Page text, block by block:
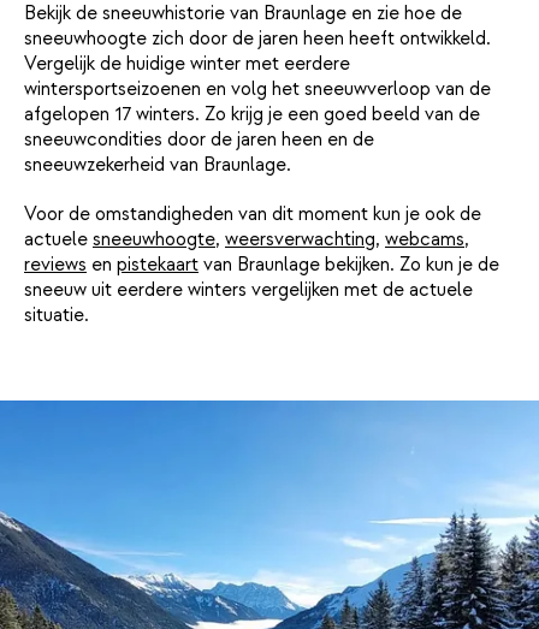
Bekijk de sneeuwhistorie van Braunlage en zie hoe de
sneeuwhoogte zich door de jaren heen heeft ontwikkeld.
Vergelijk de huidige winter met eerdere
wintersportseizoenen en volg het sneeuwverloop van de
afgelopen 17 winters. Zo krijg je een goed beeld van de
sneeuwcondities door de jaren heen en de
sneeuwzekerheid van Braunlage.
Voor de omstandigheden van dit moment kun je ook de
actuele sneeuwhoogte, weersverwachting, webcams,
reviews en pistekaart van Braunlage bekijken. Zo kun je de
sneeuw uit eerdere winters vergelijken met de actuele
situatie.